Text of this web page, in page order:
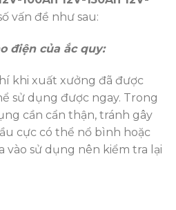
vấn đề như sau:
điện của ắc quy:
khi xuất xưởng đã được
sử dụng được ngay. Trong
cần cẩn thận, tránh gây
cực có thể nổ bình hoặc
vào sử dụng nên kiểm tra lại